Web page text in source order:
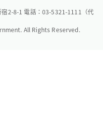
2-8-1 電話：03-5321-1111（代
All Rights Reserved.